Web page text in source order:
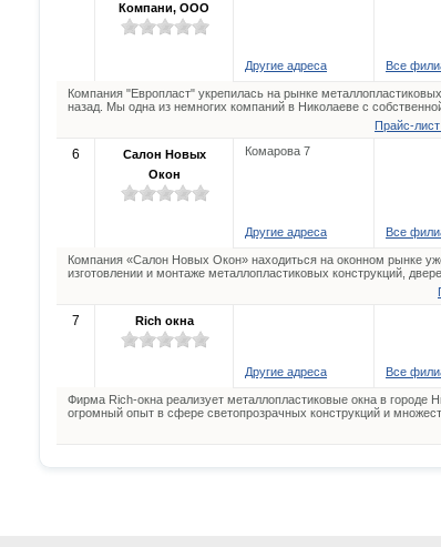
Компани, ООО
Другие адреса Все
Компания "Европласт" укрепилась на рынке
назад. Мы одна из немногих компаний в Николаеве с
Прайс-
6
Салон Новых
Окон
Комарова 7
Другие адреса Все
Компания «Салон Новых Окон» находиться на оконном рынке
изготовлении и монтаже металлопластиковых конструкций,
7 Rich окна
Другие адреса Все
Фирма Rich-окна реализует металлопластиковые окна в городе
огромный опыт в сфере светопрозрачных конструкций и